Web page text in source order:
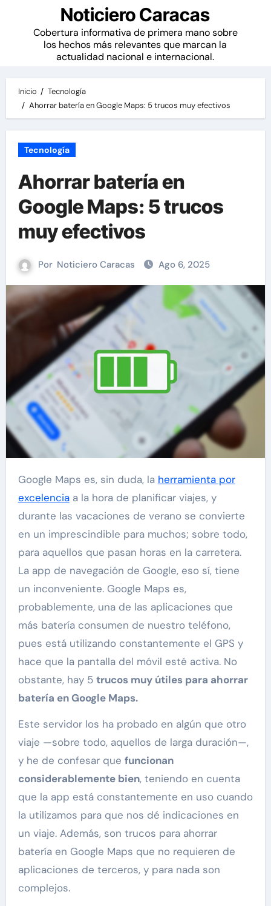
Noticiero Caracas
Cobertura informativa de primera mano sobre
los hechos más relevantes que marcan la
actualidad nacional e internacional.
Inicio
Tecnología
Ahorrar batería en Google Maps: 5 trucos muy efectivos
Tecnología
Ahorrar batería en
Google Maps: 5 trucos
muy efectivos
Por Noticiero Caracas Ago 6, 2025
Google Maps es, sin duda, la herramienta por
excelenciaa la hora de planificar viajes, y
durante las vacaciones de verano se convierte
en un imprescindible para muchos; sobre todo,
para aquellos que pasan horas en la carretera.
La app de navegación de Google, eso sí, tiene
un inconveniente. Google Maps es,
probablemente, una de las aplicaciones que
más batería consumen de nuestro teléfono,
pues está utilizando constantemente el GPS y
hace que la pantalla del móvil esté activa. No
obstante, hay 5 trucos muy útiles para ahorrar
batería en Google Maps.
Este servidor los ha probado en algún que otro
viaje —sobre todo, aquellos de larga duración—,
y he de confesar que funcionan
considerablemente bien, teniendo en cuenta
que la app está constantemente en uso cuando
la utilizamos para que nos dé indicaciones en
un viaje. Además, son trucos para ahorrar
batería en Google Maps que no requieren de
aplicaciones de terceros, y para nada son
complejos.